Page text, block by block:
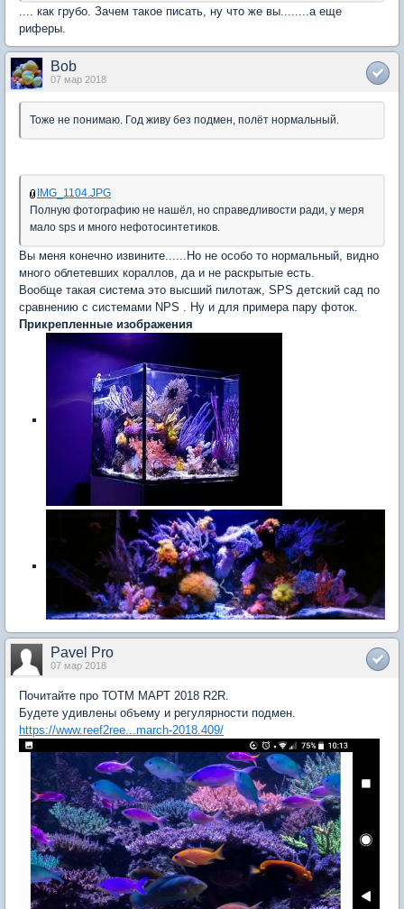
.... как грубо. Зачем такое писать, ну что же вы........а еще
риферы.
Bob
07 мар 2018
Тоже не понимаю. Год живу без подмен, полёт нормальный.
IMG_1104.JPG
Полную фотографию не нашёл, но справедливости ради, у меря
мало sps и много нефотосинтетиков.
Вы меня конечно извините......Но не особо то нормальный, видно
много облетевших кораллов, да и не раскрытые есть.
Вообще такая система это высший пилотаж, SPS детский сад по
сравнению с системами NPS . Ну и для примера пару фоток.
Прикрепленные изображения
Pavel Pro
07 мар 2018
Почитайте про ТОТМ МАРТ 2018 R2R.
Будете удивлены объему и регулярности подмен.
https://www.reef2ree...march-2018.409/